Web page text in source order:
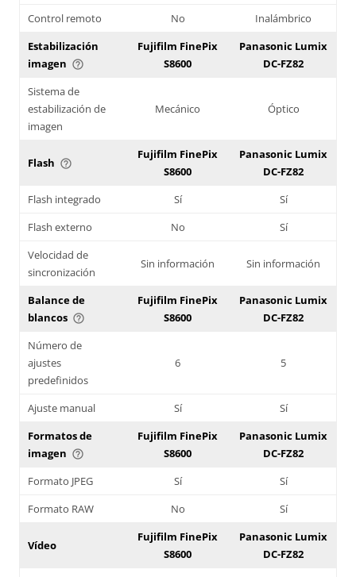
Control remoto
No
Inalámbrico
Estabilización
imagen help_outline
Fujifilm FinePix
S8600
Panasonic Lumix
DC-FZ82
Sistema de
estabilización de
imagen
Mecánico Óptico
Flash help_outline
Fujifilm FinePix
S8600
Panasonic Lumix
DC-FZ82
Flash integrado
Sí
Sí
Flash externo
No
Sí
Velocidad de
sincronización
Sin información Sin información
Balance de
blancos help_outline
Fujifilm FinePix
S8600
Panasonic Lumix
DC-FZ82
Número de
ajustes
predefinidos
6 5
Ajuste manual Sí
Sí
Formatos de
imagen help_outline
Fujifilm FinePix
S8600
Panasonic Lumix
DC-FZ82
Formato JPEG
Sí
Sí
Formato RAW
No Sí
Vídeo
Fujifilm FinePix
S8600
Panasonic Lumix
DC-FZ82